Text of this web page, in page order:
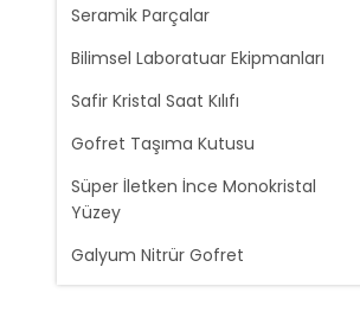
Seramik Parçalar
Bilimsel Laboratuar Ekipmanları
Safir Kristal Saat Kılıfı
Gofret Taşıma Kutusu
Süper İletken İnce Monokristal
Yüzey
Galyum Nitrür Gofret